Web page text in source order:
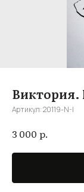
Артикул:20119-N-I
3 000 р.